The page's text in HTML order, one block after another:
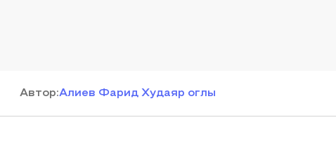
Автор:Алиев Фарид Худаяр оглы